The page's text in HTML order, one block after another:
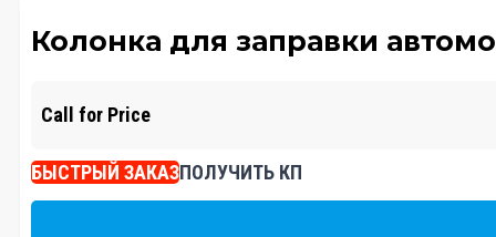
Колонка для заправки
Call for Price
БЫСТРЫЙ ЗАКАЗПОЛУЧИТЬ КП